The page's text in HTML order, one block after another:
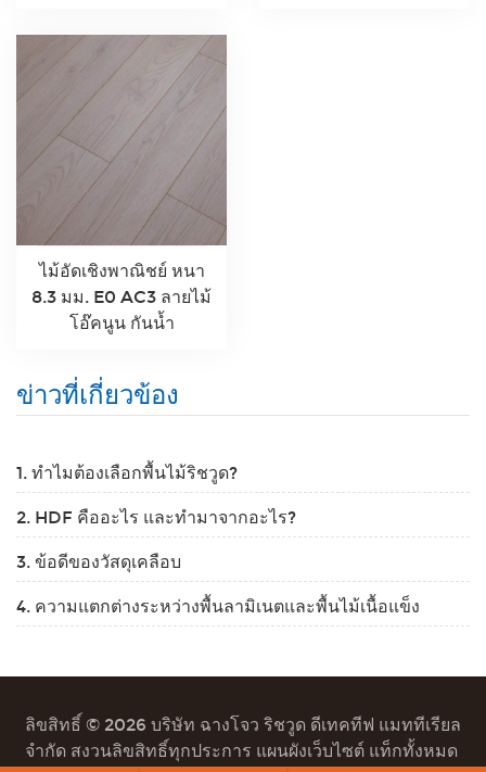
ไม้อัดเชิงพาณิชย์ หนา
8.3 มม. E0 AC3 ลายไม้
โอ๊คนูน กันน้ำ
ข่าวที่เกี่ยวข้อง
1. ทำไมต้องเลือกพื้นไม้ริชวูด?
2. HDF คืออะไร และทำมาจากอะไร?
3. ข้อดีของวัสดุเคลือบ
4. ความแตกต่างระหว่างพื้นลามิเนตและพื้นไม้เนื้อแข็ง
ลิขสิทธิ์ © 2026 บริษัท ฉางโจว ริชวูด ดีเทคทีฟ แมททีเรียล
จำกัด สงวนลิขสิทธิ์ทุกประการ แผนผังเว็บไซต์ แท็กทั้งหมด